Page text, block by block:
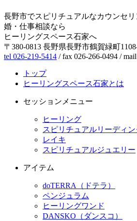
長野市でスピリチュアルなカウンセ
婚・仕事相談なら
ヒーリングスペース石家へ
〒380-0813 長野県長野市鶴賀緑町
tel 026-219-5414 / fax 026-266-0494 /
トップ
ヒーリングスペース石家とは
セッションメニュー
ヒーリング
スピリチュアルリーディン
レイキ
スピリチュアルジュエリー
アイテム
doTERRA（ドテラ）
ペンジュラム
ヒーリングワンド
DANSKO（ダンスコ）